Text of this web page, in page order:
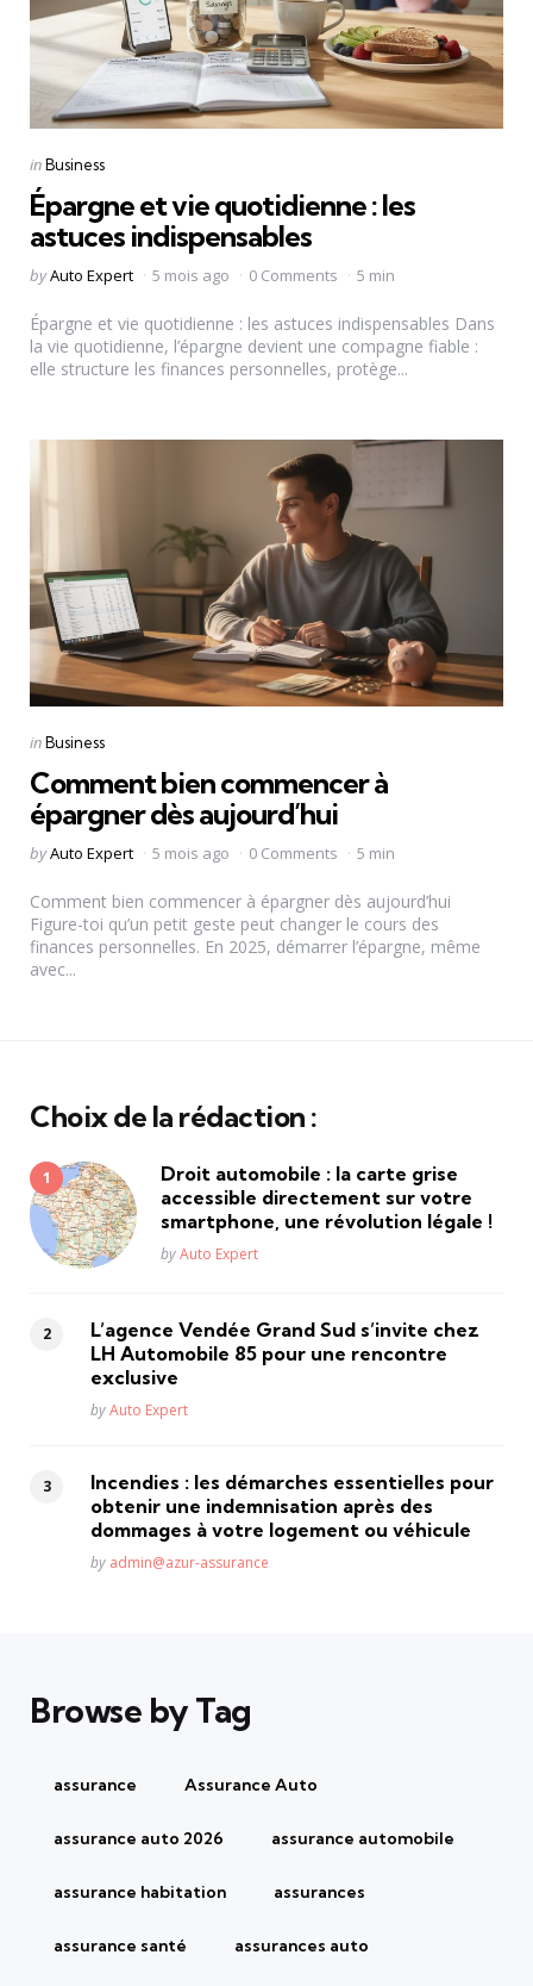
Categories
Posted
in
inBusiness
Épargne et vie quotidienne : les
astuces indispensables
Posted
byAuto Expert 5 mois ago 0 Comments 5 min
Épargne et vie quotidienne : les astuces indispensables Dans
la vie quotidienne, l’épargne devient une compagne fiable :
elle structure les finances personnelles, protège...
Categories
Posted
inBusiness
Comment bien commencer à
épargner dès aujourd’hui
Posted
byAuto Expert 5 mois ago 0 Comments 5 min
Comment bien commencer à épargner dès aujourd’hui
Figure-toi qu’un petit geste peut changer le cours des
finances personnelles. En 2025, démarrer l’épargne, même
avec...
Choix de la rédaction :
Droit automobile : la carte grise
accessible directement sur votre
smartphone, une révolution légale !
Posted
byAuto Expert
L’agence Vendée Grand Sud s’invite chez
LH Automobile 85 pour une rencontre
exclusive
Posted
byAuto Expert
Incendies : les démarches essentielles pour
obtenir une indemnisation après des
dommages à votre logement ou véhicule
Posted
by admin@azur-assurance
Browse by Tag
assurance Assurance Auto
assurance auto 2026 assurance automobile
assurance habitation assurances
assurance santé assurances auto